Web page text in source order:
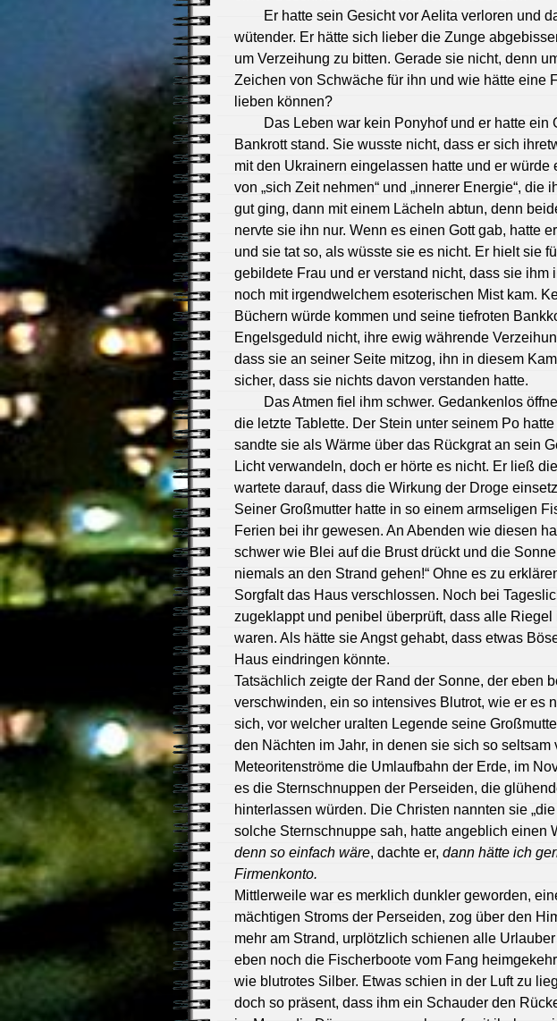
Er hatte sein Gesicht vor Aelita verloren und
wütender. Er hätte sich lieber die Zunge
um Verzeihung zu bitten. Gerade sie nicht, denn
Zeichen von Schwäche für ihn und wie hätte eine
lieben können?
Das Leben war kein Ponyhof und er hatte ein
Bankrott stand. Sie wusste nicht, dass er sich
mit den Ukrainern eingelassen hatte und er
von „sich Zeit nehmen“ und „innerer Energie“, die
gut ging, dann mit einem Lächeln abtun, denn
nervte sie ihn nur. Wenn es einen Gott gab, hatte
und sie tat so, als wüsste sie es nicht. Er hielt sie
gebildete Frau und er verstand nicht, dass sie
noch mit irgendwelchem esoterischen Mist kam.
Büchern würde kommen und seine tiefroten
Engelsgeduld nicht, ihre ewig währende
dass sie an seiner Seite mitzog, ihn in diesem
sicher, dass sie nichts davon verstanden hatte.
Das Atmen fiel ihm schwer. Gedankenlos
die letzte Tablette. Der Stein unter seinem Po
sandte sie als Wärme über das Rückgrat an sein
Licht verwandeln, doch er hörte es nicht. Er ließ
wartete darauf, dass die Wirkung der Droge
Seiner Großmutter hatte in so einem armseligen
Ferien bei ihr gewesen. An Abenden wie diesen
schwer wie Blei auf die Brust drückt und die
niemals an den Strand gehen!“ Ohne es zu
Sorgfalt das Haus verschlossen. Noch bei
zugeklappt und penibel überprüft, dass alle
waren. Als hätte sie Angst gehabt, dass etwas
Haus eindringen könnte.
Tatsächlich zeigte der Rand der Sonne, der eben
verschwinden, ein so intensives Blutrot, wie er es
sich, vor welcher uralten Legende seine
den Nächten im Jahr, in denen sie sich so
Meteoritenströme die Umlaufbahn der Erde, im
es die Sternschnuppen der Perseiden, die
hinterlassen würden. Die Christen nannten sie
solche Sternschnuppe sah, hatte angeblich einen
denn so einfach wäre, dachte er, dann hätte ich
Firmenkonto.
Mittlerweile war es merklich dunkler geworden,
mächtigen Stroms der Perseiden, zog über den
mehr am Strand, urplötzlich schienen alle
eben noch die Fischerboote vom Fang
wie blutrotes Silber. Etwas schien in der Luft zu
doch so präsent, dass ihm ein Schauder den